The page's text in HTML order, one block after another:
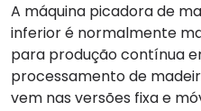
A máquina picadora de
inferior é normalmente
para produção contínua
processamento de
vem nas versões fixa e